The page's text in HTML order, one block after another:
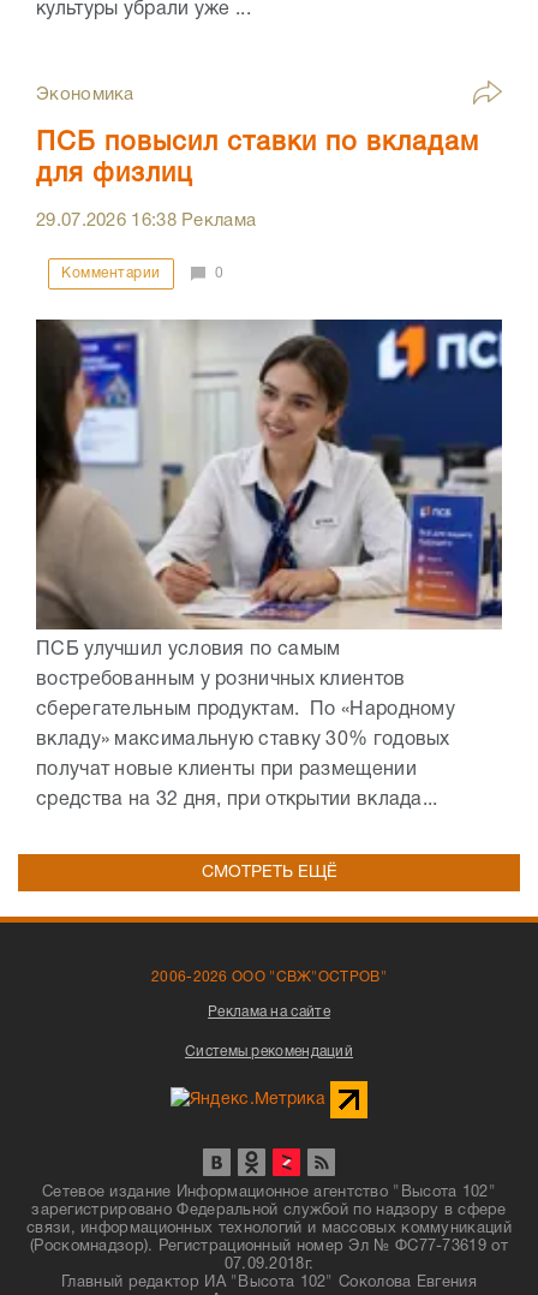
культуры убрали уже ...
Экономика
ПСБ повысил ставки по вкладам
для физлиц
29.07.2026 16:38Реклама
Комментарии 0
ПСБ улучшил условия по самым
востребованным у розничных клиентов
сберегательным продуктам. По «Народному
вкладу» максимальную ставку 30% годовых
получат новые клиенты при размещении
средства на 32 дня, при открытии вклада...
СМОТРЕТЬ ЕЩЁ
2006-2026 ООО "СВЖ"ОСТРОВ"
Реклама на сайте
Системы рекомендаций
Сетевое издание Информационное агентство "Высота 102"
зарегистрировано Федеральной службой по надзору в сфере
связи, информационных технологий и массовых коммуникаций
(Роскомнадзор). Регистрационный номер Эл № ФС77-73619 от
07.09.2018г.
Главный редактор ИА "Высота 102" Соколова Евгения